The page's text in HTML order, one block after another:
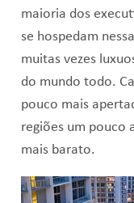
maioria dos
se hospedam
muitas vezes
do mundo todo.
pouco mais
regiões um pouco
mais barato.